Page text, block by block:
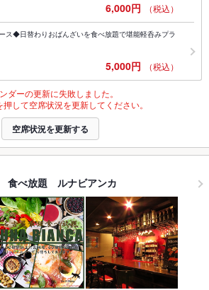
6,000円 （税込）
ス◆日替わりおばんざいを食べ放題で堪能軽呑みプラ
5,000円 （税込）
ダーの更新に失敗しました。
して空席状況を更新してください。
空席状況を更新する
べ放題 ルナビアンカ